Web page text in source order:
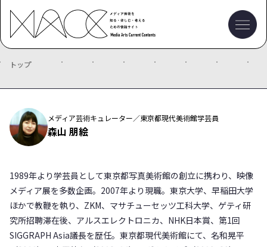
トップ
メディア芸術キュレーター／東京都現代美術館学芸員
森山 朋絵
1989年より学芸員として東京都写真美術館の創立に携わり、映像
メディア展を多数企画。2007年より現職。東京大学、早稲田大学
ほかで教鞭を執り、ZKM、マサチューセッツ工科大学、ゲティ研
究所招聘滞在後、アルスエレクトロニカ、NHK日本賞、第1回
SIGGRAPH Asia議長を歴任。東京都現代美術館にて、名和晃平